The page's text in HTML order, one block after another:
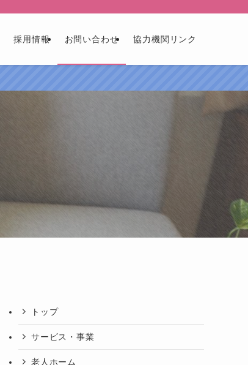
採用情報 お問い合わせ 協力機関リンク
トップ
サービス・事業
老人ホーム